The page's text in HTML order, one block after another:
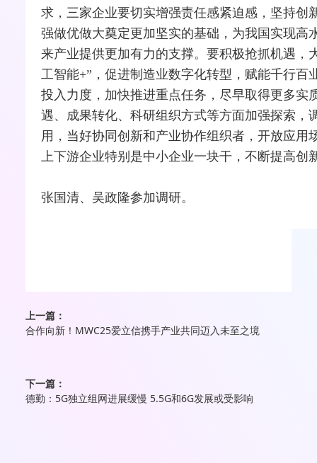
求，三家企业要切实增强责任感紧迫感，坚持创
强做优做大奠定更加坚实的基础，为我国实现高
来产业提供更加有力的支撑。要积极抢抓机遇，
工智能+”，促进制造业数字化转型，赋能千行
投入力度，加快推进重点任务，尽早取得更多实
遇、成果转化、科研组织方式等方面加强探索，
用，当好协同创新和产业协作组织者，开放应
上下游企业特别是中小企业一块干，不断提高
张国清、吴政隆参加调研。
上一篇：
合作向新！MWC25爱立信携手产业共同迈入未至之境
下一篇：
德勤：5G独立组网进展缓慢 5.5G和6G发展或受影响